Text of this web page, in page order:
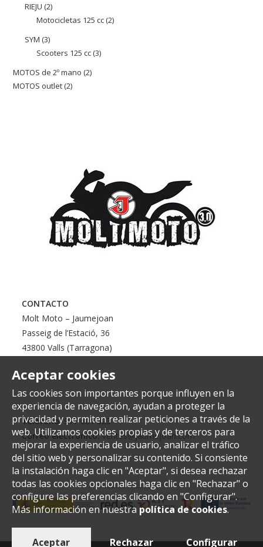
productos
RIEJU 22
productos
Motocicletas 125 cc 22
SYM 33
productos
Scooters 125 cc 33
MOTOS de 2º mano 22
MOTOS outlet 22
Aceptar cookies
Las cookies son importantes porque influyen en la
experiencia de navegación, ayudan a proteger la
privacidad y permiten realizar peticiones a través de la
web. Utilizamos cookies propias y de terceros para
mejorar la experiencia de usuario, analizar el tráfico
del sitio web y personalizar su contenido. Si consiente
la instalación haga clic en "Aceptar", si desea rechazar
todas las cookies opcionales haga clic en "Rechazar" o
configure las preferencias clicando en "Configurar".
Más información en nuestra política de cookies.
Aceptar Rechazar Configurar
CONTACTO
Molt Moto – Jaumejoan
Passeig de l’Estació, 36
43800 Valls (Tarragona)
Teléfono:977 601 323
Correo electrónico: ventes@jaumejoan.com